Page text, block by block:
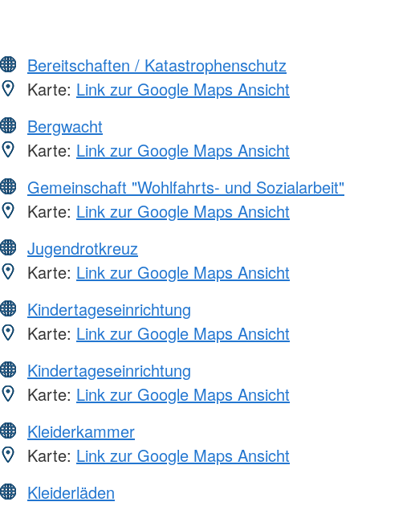
Bereitschaften / Katastrophenschutz
Karte: Link zur Google Maps Ansicht
Bergwacht
Karte: Link zur Google Maps Ansicht
Gemeinschaft "Wohlfahrts- und Sozialarbeit"
Karte: Link zur Google Maps Ansicht
Jugendrotkreuz
Karte: Link zur Google Maps Ansicht
Kindertageseinrichtung
Karte: Link zur Google Maps Ansicht
Kindertageseinrichtung
Karte: Link zur Google Maps Ansicht
Kleiderkammer
Karte: Link zur Google Maps Ansicht
Kleiderläden